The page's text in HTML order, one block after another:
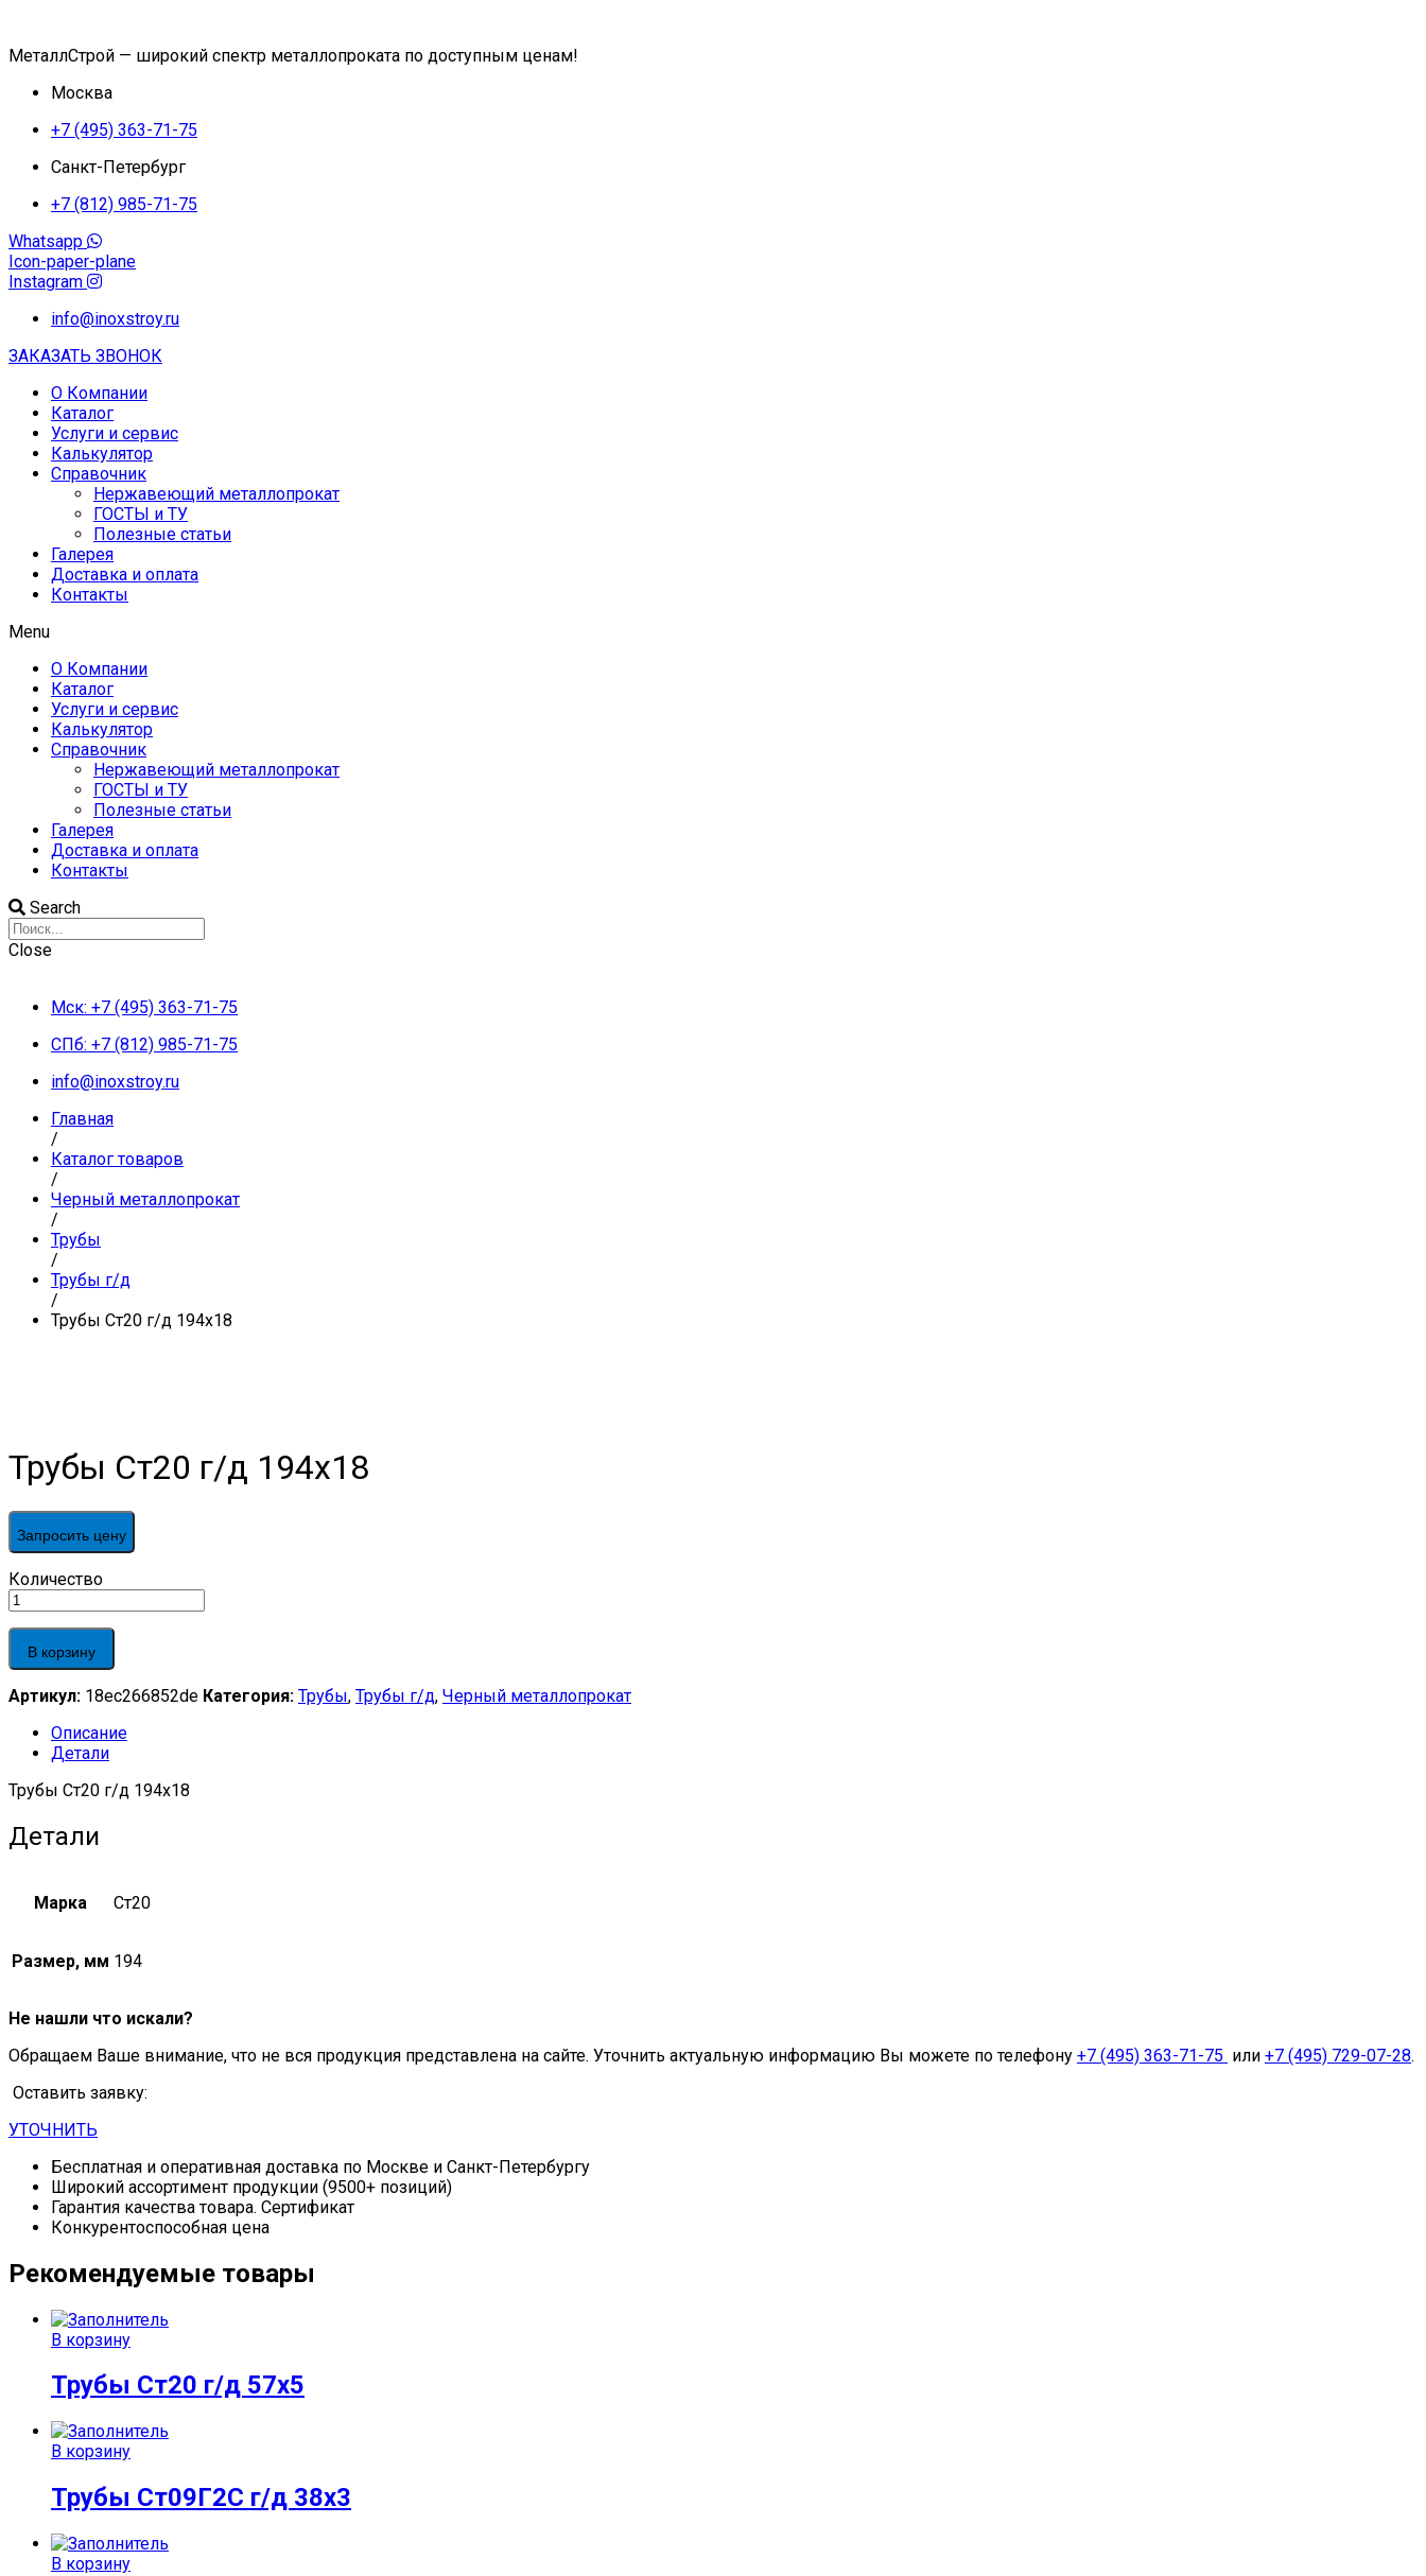
МеталлСтрой — широкий спектр металлопроката по доступным ценам!
Москва
+7 (495) 363-71-75
Санкт-Петербург
+7 (812) 985-71-75
Whatsapp
Icon-paper-plane
Instagram
info@inoxstroy.ru
ЗАКАЗАТЬ ЗВОНОК
О Компании
Каталог
Услуги и сервис
Калькулятор
Справочник
Нержавеющий металлопрокат
ГОСТЫ и ТУ
Полезные статьи
Галерея
Доставка и оплата
Контакты
Menu
О Компании
Каталог
Услуги и сервис
Калькулятор
Справочник
Нержавеющий металлопрокат
ГОСТЫ и ТУ
Полезные статьи
Галерея
Доставка и оплата
Контакты
Search
Close
Мск: +7 (495) 363-71-75
СПб: +7 (812) 985-71-75
info@inoxstroy.ru
Главная
/
Каталог товаров
/
Черный металлопрокат
/
Трубы
/
Трубы г/д
/
Трубы Ст20 г/д 194х18
Трубы Ст20 г/д 194х18
Запросить цену
Трубы
Ст20
г/
д
194х18
Количество
В корзину
Артикул: 18ec266852de Категория: Трубы, Трубы г/д, Черный металлопрокат
Описание
Детали
Трубы Ст20 г/д 194х18
Детали
Марка Ст20
Размер, мм 194
Не нашли что искали?
Обращаем Ваше внимание, что не вся продукция представлена на сайте. Уточнить актуальную информацию Вы можете по телефону +7 (495) 363-71-75 или +7 (495) 729-07-28.
Оставить заявку:
УТОЧНИТЬ
Бесплатная и оперативная доставка по Москве и Санкт-Петербургу
Широкий ассортимент продукции (9500+ позиций)
Гарантия качества товара. Сертификат
Конкурентоспособная цена
Рекомендуемые товары
В корзину
Трубы Ст20 г/д 57х5
В корзину
Трубы Ст09Г2С г/д 38х3
В корзину